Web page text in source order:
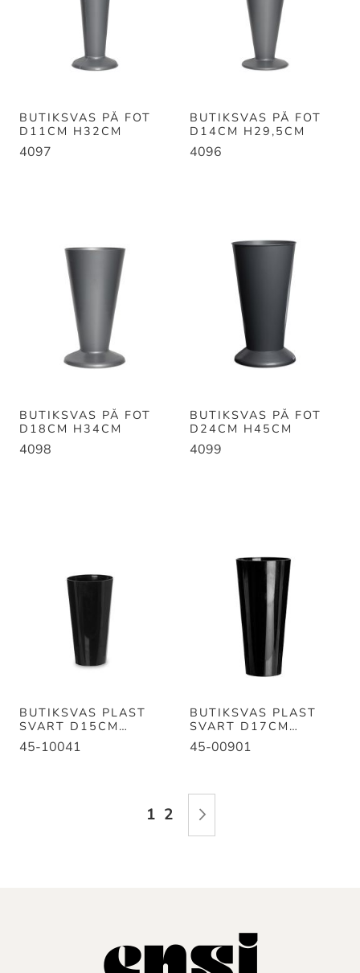
BUTIKSVAS PÅ FOT
D11CM H32CM
4097
BUTIKSVAS PÅ FOT
D14CM H29,5CM
4096
BUTIKSVAS PÅ FOT
D18CM H34CM
4098
BUTIKSVAS PÅ FOT
D24CM H45CM
4099
BUTIKSVAS PLAST
SVART D15CM
H25CM
45-10041
BUTIKSVAS PLAST
SVART D17CM
H35CM
45-00901
Du läser för närvarande sidan
1 Sida
2